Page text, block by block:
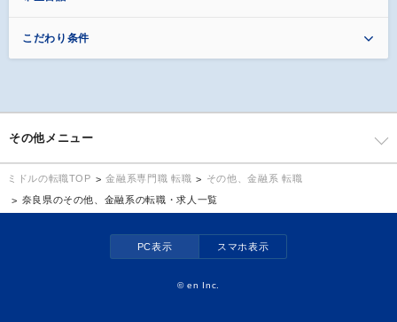
こだわり条件
その他メニュー
ミドルの転職TOP 金融系専門職 転職
その他、金融系 転職
奈良県のその他、金融系の転職・求人一覧
PC表示 スマホ表示
©en Inc.